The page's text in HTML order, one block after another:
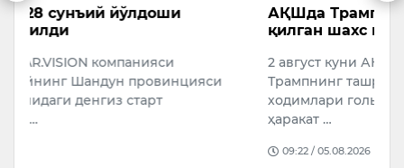
АҚШда Трамп хавфсизлигига таҳдид
қилган шахс қўлга олинди
2 август куни АҚШ президенти Доналд
Трампнинг ташрифи арафасида хавфсизлик
ходимлари гольф майдони ҳудудида шубҳали
ҳаракат …